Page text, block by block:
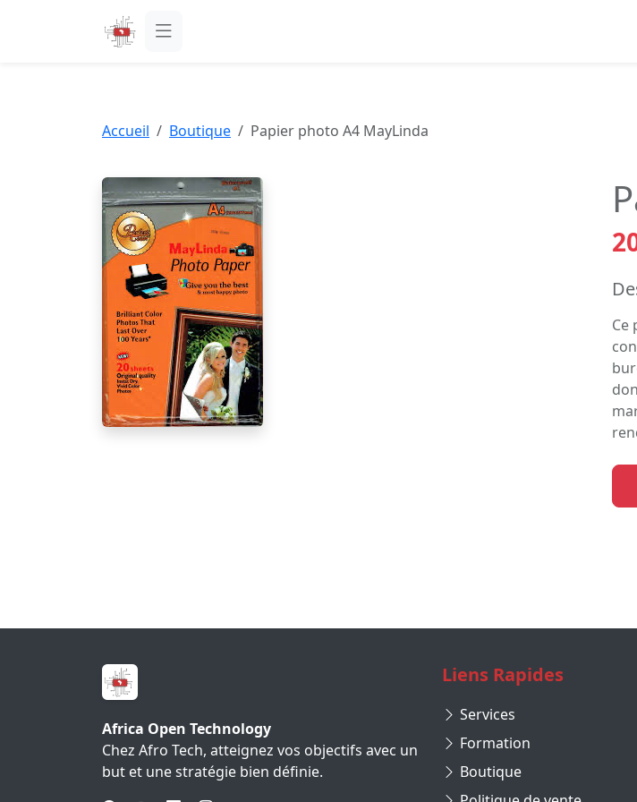
Accueil Boutique Papier photo A4 MayLinda
Ce
Africa Open Technology
Chez Afro Tech, atteignez vos objectifs avec un
but et une stratégie bien définie.
Liens Rapides
Services
Formation
Boutique